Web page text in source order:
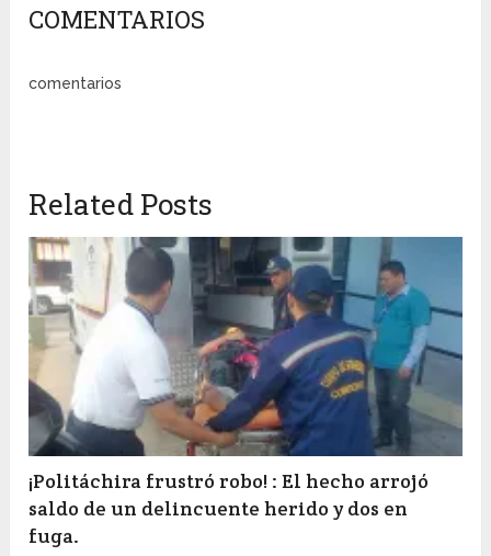
COMENTARIOS
comentarios
Related Posts
¡Politáchira frustró robo! : El hecho arrojó
saldo de un delincuente herido y dos en
fuga.